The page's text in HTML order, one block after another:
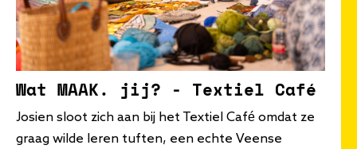
Wat MAAK. jij? - Textiel Café
Josien sloot zich aan bij het Textiel Café omdat ze
graag wilde leren tuften, een echte Veense